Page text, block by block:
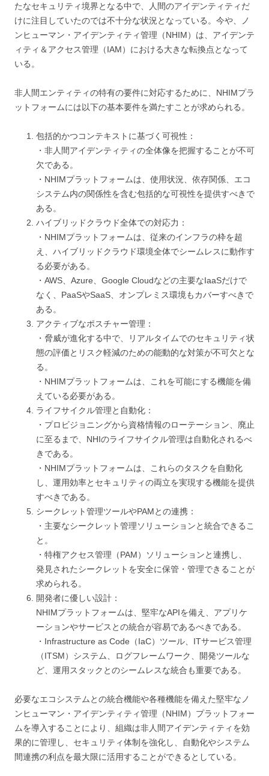
たなセキュリティ境界となる中で、人間のアイデンティティだ
けに注目していたのでは不十分な状況となっている。今や、ノ
ンヒューマン・アイデンティティ管理（NHIM）は、アイデンテ
ィティ＆アクセス管理（IAM）における大きな転換点となって
いる。
非人間エンティティの特有の要件に対応するために、NHIMプラ
ットフォームには以下の基本要件を満たすことが求められる。
包括的かつコンテキストに基づく可視性：
・非人間アイデンティティの全体像を把握することが不可
欠である。
・NHIMプラットフォームは、使用状況、依存関係、エコ
システム内の関係性を含む包括的な可視性を提供すべきで
ある。
ハイブリッドクラウド全体での対応力：
・NHIMプラットフォームは、従来のインフラの枠を超
え、ハイブリッドクラウド環境全体でシームレスに動作す
る必要がある。
・AWS、Azure、Google Cloudなどの主要なIaaSだけで
なく、PaaSやSaaS、オンプレミス環境もカバーすべきで
ある。
アクティブなポスチャー管理：
・脅威が進化する中で、リアルタイムでのセキュリティ状
態の評価とリスク軽減のための能動的な対策が不可欠とな
る。
・NHIMプラットフォームは、これを可能にする機能を備
えている必要がある。
ライフサイクル管理と自動化：
・プロビジョニングから資格情報のローテーション、廃止
に至るまで、NHIのライフサイクル管理は自動化されるべ
きである。
・NHIMプラットフォームは、これらのタスクを自動化
し、運用効率とセキュリティの両立を実現する機能を提供
すべきである。
シークレット管理ツールやPAMとの連携：
・主要なシークレット管理ソリューションと統合できるこ
と。
・特権アクセス管理（PAM）ソリューションと連携し、
発見されたシークレットを安全に保管・管理できることが
求められる。
開発者に優しい設計：
NHIMプラットフォームは、堅牢なAPIを備え、アプリケ
ーションやサービスとの統合が容易であるべきである。
・Infrastructure as Code（IaC）ツール、ITサービス管理
（ITSM）システム、ログフレームワーク、開発ツールな
ど、運用スタックとのシームレスな統合も重要である。
必要なエコシステムとの統合機能や各種機能を備えた堅牢なノ
ンヒューマン・アイデンティティ管理（NHIM）プラットフォー
ムを導入することにより、組織は非人間アイデンティティを効
果的に管理し、セキュリティ体制を強化し、自動化やシステム
間連携の利点を最大限に活用することができるとしている。